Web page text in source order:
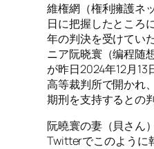
維権網（権利擁護ネ
日に把握したところ
年の判決を受けてい
ニア阮晓寰（编程随
が昨日2024年12月
高等裁判所で開かれ
期刑を支持するとの
阮曉寰の妻（貝さん
Twitterでこのように